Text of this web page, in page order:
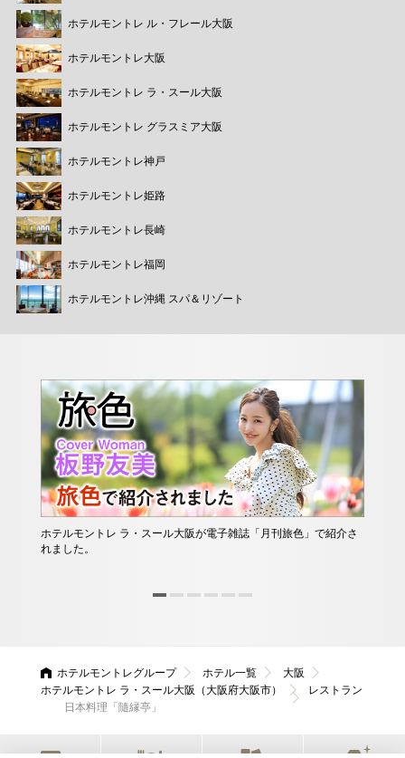
ホテルモントレ ル・フレール大阪
ホテルモントレ大阪
ホテルモントレ ラ・スール大阪
ホテルモントレ グラスミア大阪
ホテルモントレ神戸
ホテルモントレ姫路
ホテルモントレ長崎
ホテルモントレ福岡
ホテルモントレ沖縄 スパ＆リゾート
ホテルモントレ ラ・スール大阪が電子雑誌「月刊旅色」で紹介さ
れました。
ホテルモントレグループ ホテル一覧
大阪
ホテルモントレ ラ・スール大阪（大阪府大阪市）
レストラン
日本料理「隨縁亭」